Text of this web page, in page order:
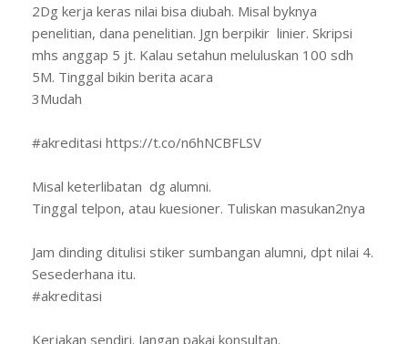
2Dg kerja keras nilai bisa diubah. Misal byknya
penelitian, dana penelitian. Jgn berpikir linier. Skripsi
mhs anggap 5 jt. Kalau setahun meluluskan 100 sdh
5M. Tinggal bikin berita acara
3Mudah
#akreditasi https://t.co/n6hNCBFLSV
Misal keterlibatan dg alumni.
Tinggal telpon, atau kuesioner. Tuliskan masukan2nya
Jam dinding ditulisi stiker sumbangan alumni, dpt nilai 4.
Sesederhana itu.
#akreditasi
Kerjakan sendiri. Jangan pakai konsultan.